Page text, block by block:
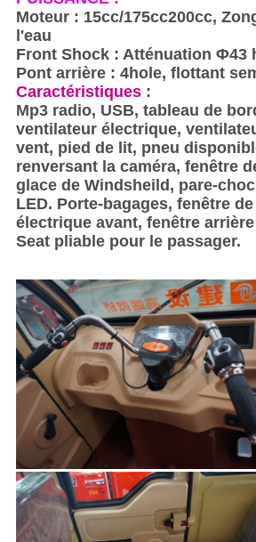
Moteur : 15cc/175cc200cc,
l'eau
Front Shock : Atténuation Φ43
Pont arrière : 4hole, flottant
Caractéristiques:
Mp3 radio, USB, tableau de
ventilateur électrique,
vent, pied de lit, pneu
renversant la caméra, fenêtre
glace de Windsheild, pare-
LED. Porte-bagages, fenêtre
électrique avant, fenêtre
Seat pliable pour le passager.